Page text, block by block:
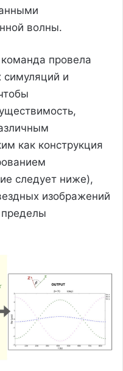
волны.
провела
симуляций и
как конструкция
следует ниже),
изображений